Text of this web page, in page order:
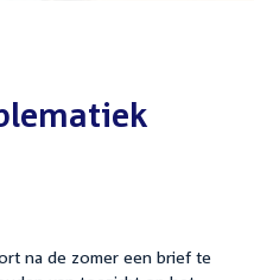
na de zomer een brief te